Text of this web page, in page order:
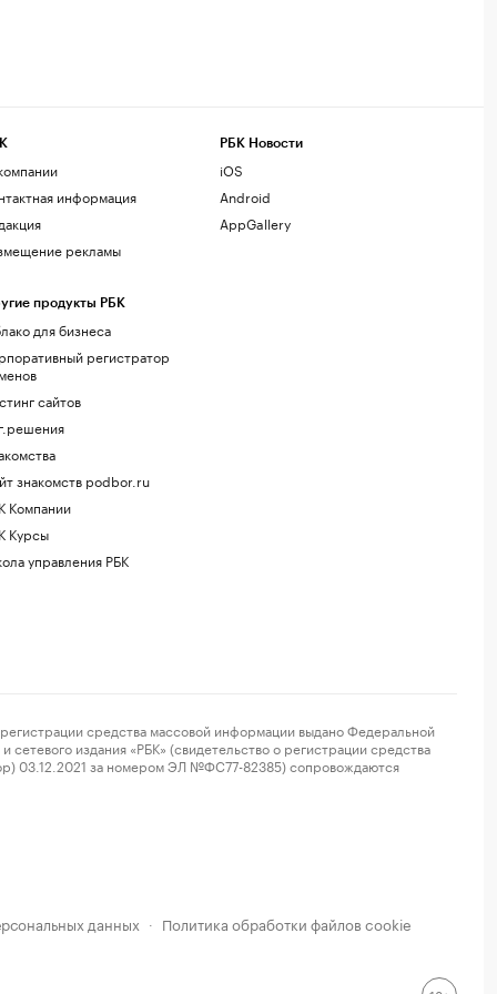
информация
рекламы
продукты РБК
для бизнеса
регистратор
сайтов
знакомств podbor.ru
Компании
Курсы
управления РБК
РБК Новости
iOS
Android
AppGallery
средства массовой информации выдано Федеральной
издания «РБК» (свидетельство о регистрации средства
03.12.2021 за номером ЭЛ №ФС77-82385) сопровождаются
данных · Политика обработки файлов cookie